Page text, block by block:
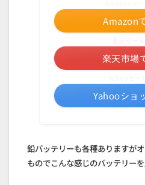
Amazon
楽天市場
Yahooショ
鉛バッテリーも各種ありますが
ものでこんな感じのバッテリー